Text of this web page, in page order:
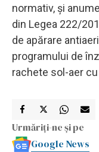
normativ, şi
din Legea 222/
de apărare
programului de
rachete sol-aer
Urmăriți-ne și pe
Google News